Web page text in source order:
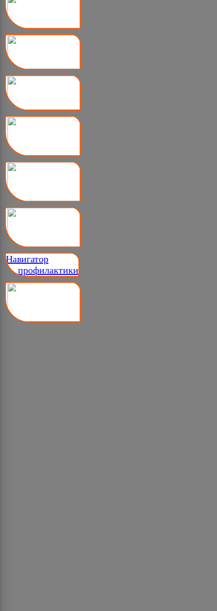
Навигатор
__ профилактики